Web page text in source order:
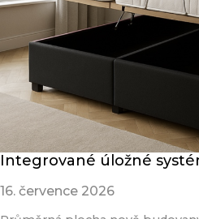
Integrované úložné
16. července 2026